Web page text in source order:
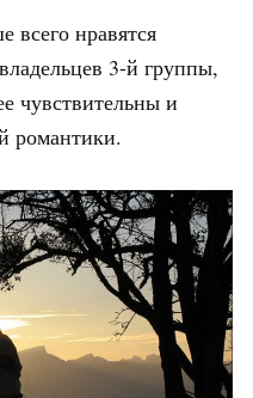
всего нравятся
3-й группы,
чувствительны и
романтики.